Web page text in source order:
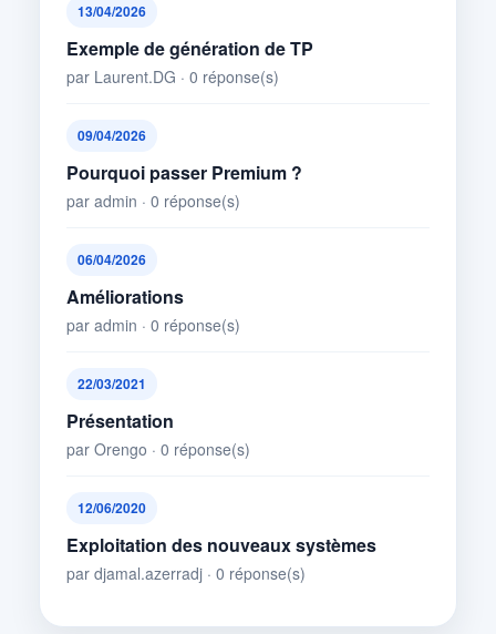
13/04/2026
Exemple de génération de TP
par Laurent.DG · 0 réponse(s)
09/04/2026
Pourquoi passer Premium ?
par admin · 0 réponse(s)
06/04/2026
Améliorations
par admin · 0 réponse(s)
22/03/2021
Présentation
par Orengo · 0 réponse(s)
12/06/2020
Exploitation des nouveaux systèmes
par djamal.azerradj · 0 réponse(s)